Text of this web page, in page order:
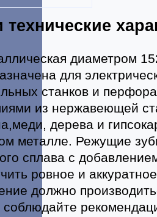
диаметром
для
станков и
из нержавеющей
дерева и
металле. Режущие
сплава с
ровное и
должно